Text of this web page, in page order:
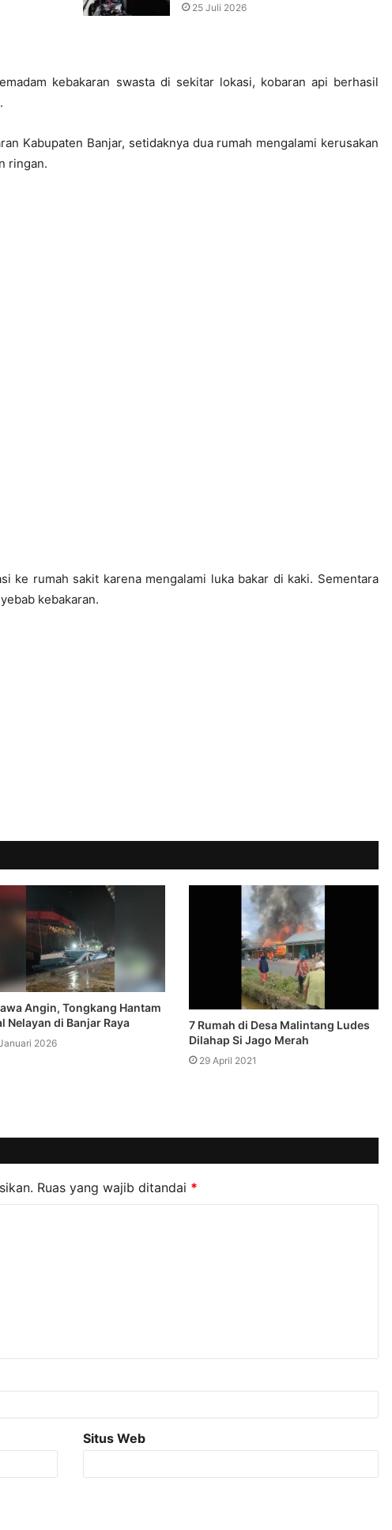
25 Juli 2026
kebakaran swasta di sekitar lokasi, kobaran api berhasil
Kabupaten Banjar, setidaknya dua rumah mengalami kerusakan
ringan.
ke rumah sakit karena mengalami luka bakar di kaki. Sementara
kebakaran.
Angin, Tongkang Hantam
Nelayan di Banjar Raya
2026
7 Rumah di Desa Malintang Ludes
Dilahap Si Jago Merah
29 April 2021
Ruas yang wajib ditandai *
Situs Web